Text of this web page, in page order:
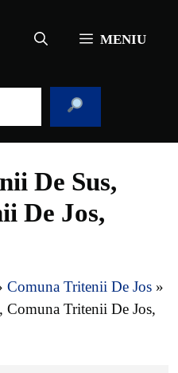
MENIU
De Sus,
De Jos,
Comuna Tritenii De Jos »
Comuna Tritenii De Jos,